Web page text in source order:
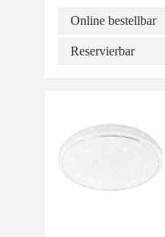
Online bestellbar
Reservierbar